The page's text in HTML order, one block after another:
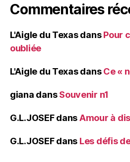
Commentaires
L'Aigle du TexasdansPour
oubliée
L'Aigle du TexasdansCe «
giana dansSouvenir n1
G.L.JOSEFdansAmour à
G.L.JOSEFdans Les défis